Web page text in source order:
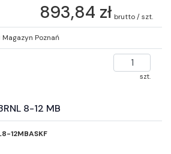
893,84 zł brutto / szt.
Magazyn Poznań
szt.
8-12 MB
12MBASKF